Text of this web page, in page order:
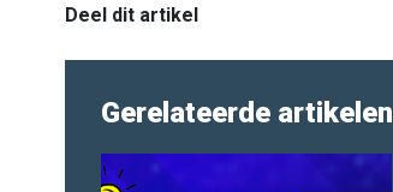
Deel dit artikel
Gerelateerde artikelen